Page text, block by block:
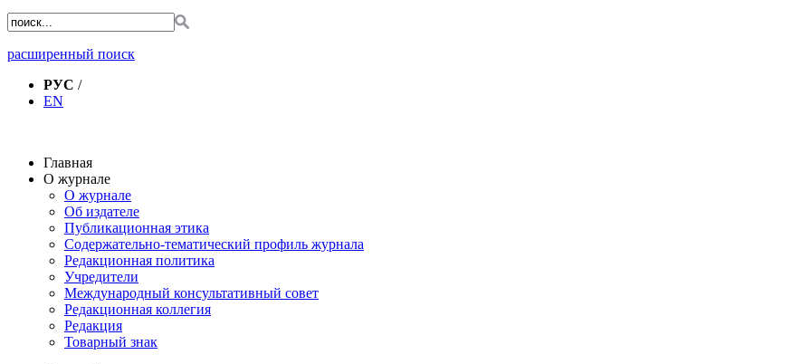
расширенный поиск
РУС /
EN
Главная
О журнале
О журнале
Об издателе
Публикационная этика
Содержательно-тематический профиль журнала
Редакционная политика
Учредители
Международный консультативный совет
Редакционная коллегия
Редакция
Товарный знак